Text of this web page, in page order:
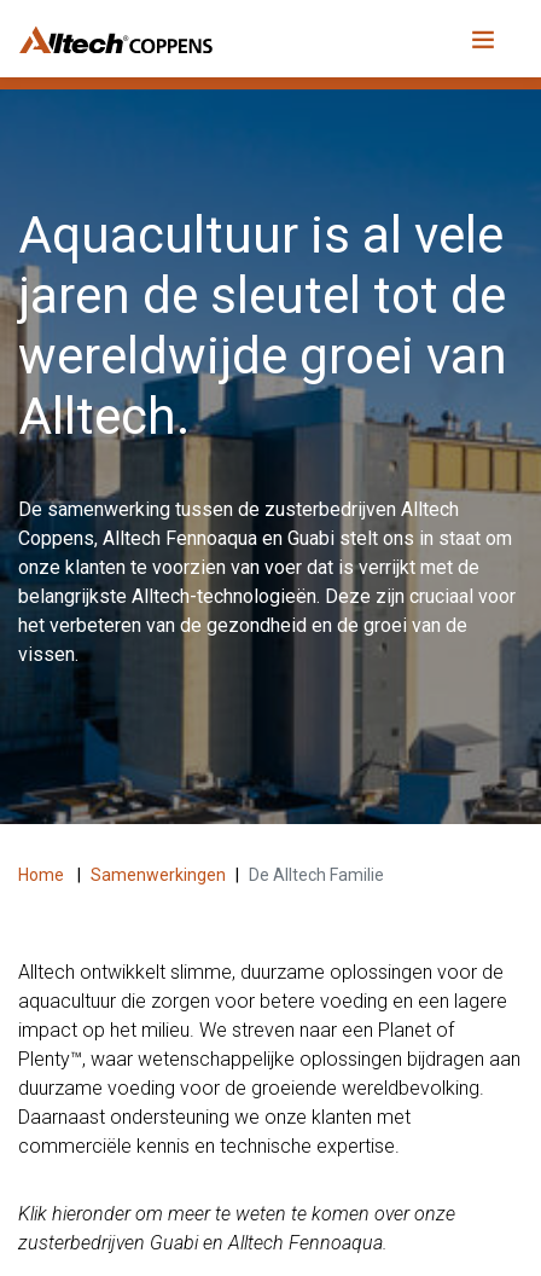
Aquacultuur is al vele
jaren de sleutel tot de
wereldwijde groei van
Alltech.
De samenwerking tussen de zusterbedrijven Alltech
Coppens, Alltech Fennoaqua en Guabi stelt ons in staat om
onze klanten te voorzien van voer dat is verrijkt met de
belangrijkste Alltech-technologieën. Deze zijn cruciaal voor
het verbeteren van de gezondheid en de groei van de
vissen.
Home Samenwerkingen De Alltech Familie
Alltech ontwikkelt slimme, duurzame oplossingen voor de
aquacultuur die zorgen voor betere voeding en een lagere
impact op het milieu. We streven naar een Planet of
Plenty™, waar wetenschappelijke oplossingen bijdragen aan
duurzame voeding voor de groeiende wereldbevolking.
Daarnaast ondersteuning we onze klanten met
commerciële kennis en technische expertise.
Klik hieronder om meer te weten te komen over onze
zusterbedrijven Guabi en Alltech Fennoaqua.